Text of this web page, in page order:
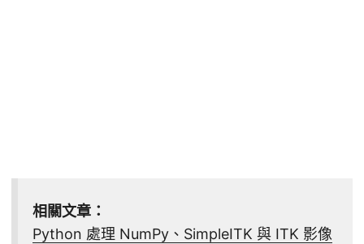
相關文章：
Python 處理 NumPy、SimpleITK 與 ITK 影像